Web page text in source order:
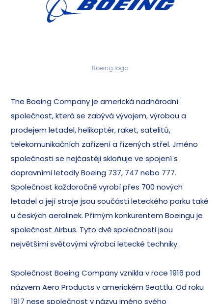
Boeing logo
The Boeing Company je americká nadnárodní
společnost, která se zabývá vývojem, výrobou a
prodejem letadel, helikoptér, raket, satelitů,
telekomunikačních zařízení a řízených střel. Jméno
společnosti se nejčastěji skloňuje ve spojení s
dopravními letadly Boeing 737, 747 nebo 777.
Společnost každoročně vyrobí přes 700 nových
letadel a její stroje jsou součástí leteckého parku také
u českých aerolinek. Přímým konkurentem Boeingu je
společnost Airbus. Tyto dvě společnosti jsou
největšími světovými výrobci letecké techniky.
Společnost Boeing Company vznikla v roce 1916 pod
názvem Aero Products v americkém Seattlu. Od roku
1917 nese společnost v názvu jméno svého